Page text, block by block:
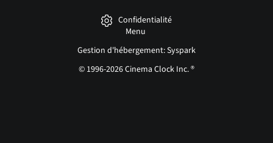
Confidentialité
Menu
Gestion d'hébergement: Syspark
© 1996-2026 Cinema Clock Inc. ®